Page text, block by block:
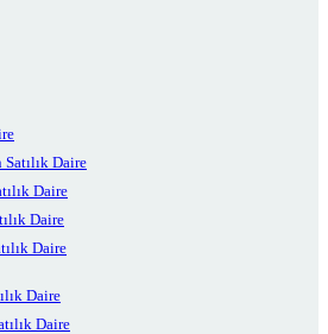
Daire
Daire
Daire
Daire
Daire
Daire